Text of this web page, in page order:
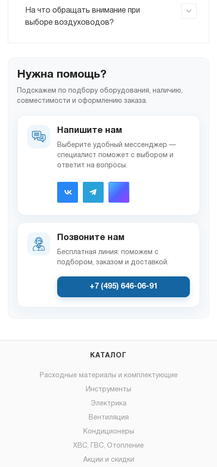
На что обращать внимание при
выборе воздуховодов?
Нужна помощь?
Подскажем по подбору оборудования, наличию,
совместимости и оформлению заказа.
Напишите нам
Выберите удобный мессенджер —
специалист поможет с выбором и
ответит на вопросы.
Позвоните нам
Бесплатная линия: поможем с
подбором, заказом и доставкой.
+7 (495) 646-06-91
КАТАЛОГ
Расходные материалы и комплектующие
Инструменты
Электрика
Вентиляция
Кондиционеры
ХВС, ГВС, Отопление
Акции и скидки